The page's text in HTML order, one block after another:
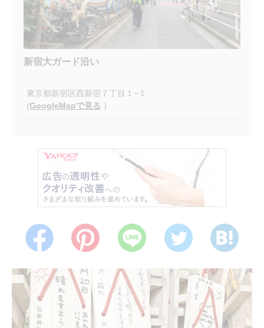
新宿大ガード沿い
東京都新宿区西新宿７丁目１−１
(GoogleMapで見る )